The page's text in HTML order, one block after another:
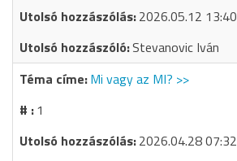
2026.05.12 13:40
Stevanovic Iván
Mi vagy az MI? >>
1
2026.04.28 07:32